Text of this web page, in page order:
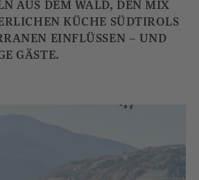
AUS DEM WALD, DEN MIX
KÜCHE SÜDTIROLS
EINFLÜSSEN – UND
GÄSTE.